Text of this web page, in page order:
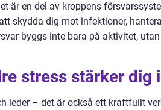
är en del av kroppens
skydda dig mot infektioner,
byggs inte bara på aktivitet,
stress stärker dig
leder – det är också ett kraftfullt